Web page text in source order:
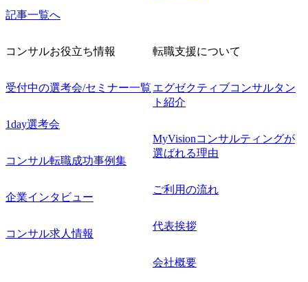
記事一覧へ
コンサルお役立ち情報
受付中の選考会/セミナー一覧
1day選考会
コンサル転職成功事例集
企業インタビュー
コンサル求人情報
転職支援について
エグゼクティブコンサルタン
ト紹介
MyVisionコンサルティングが
選ばれる理由
ご利用の流れ
代表挨拶
会社概要